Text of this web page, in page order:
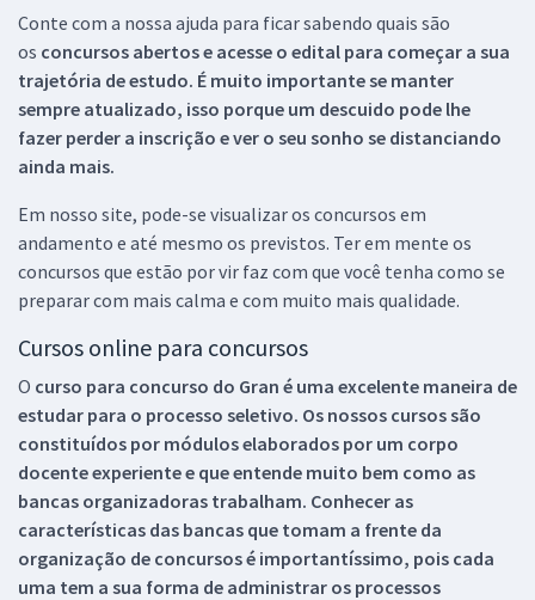
Conte com a nossa ajuda para ficar sabendo quais são
os concursos abertos e acesse o edital para começar a sua
trajetória de estudo. É muito importante se manter
sempre atualizado, isso porque um descuido pode lhe
fazer perder a inscrição e ver o seu sonho se distanciando
ainda mais.
Em nosso site, pode-se visualizar os concursos em
andamento e até mesmo os previstos. Ter em mente os
concursos que estão por vir faz com que você tenha como se
preparar com mais calma e com muito mais qualidade.
Cursos online para concursos
O curso para concurso do Gran é uma excelente maneira de
estudar para o processo seletivo. Os nossos cursos são
constituídos por módulos elaborados por um corpo
docente experiente e que entende muito bem como as
bancas organizadoras trabalham. Conhecer as
características das bancas que tomam a frente da
organização de concursos é importantíssimo, pois cada
uma tem a sua forma de administrar os processos